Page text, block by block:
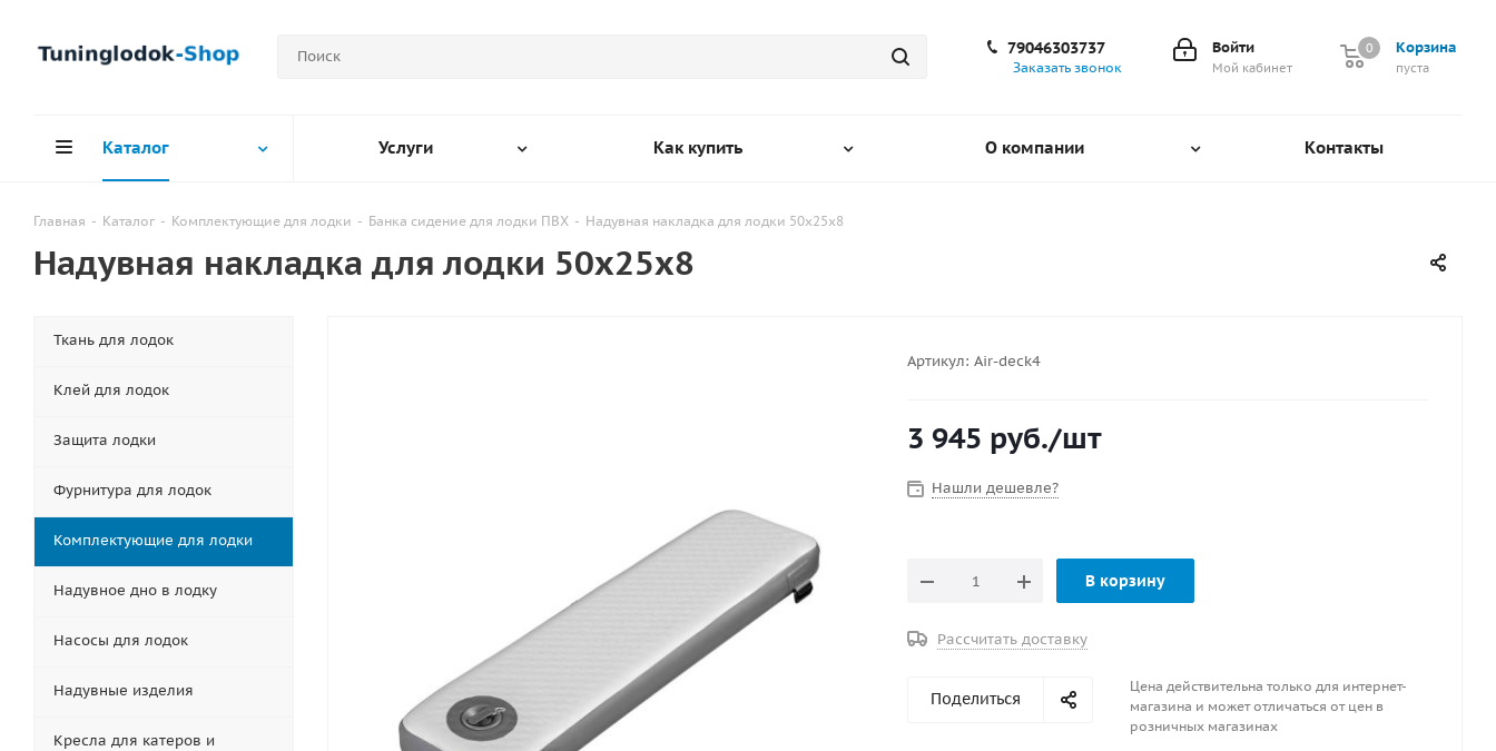
Корзина
0
пуста
0
Войти
Мой кабинет
79046303737
Заказать звонок
Каталог Услуги Как купить О компании Контакты
Главная - Каталог - Комплектующие для лодки - Банка сидение для лодки ПВХ - Надувная накладка для лодки 50х25x8
Надувная накладка для лодки 50х25x8
Артикул: Air-deck4
3 945 руб./шт
Нашли дешевле?
В корзину
Рассчитать доставку
Поделиться
Цена действительна только для интернет-
магазина и может отличаться от цен в
розничных магазинах
Ткань для лодок
Клей для лодок
Защита лодки
Фурнитура для лодок
Комплектующие для лодки
Надувное дно в лодку
Насосы для лодок
Надувные изделия
Кресла для катеров и